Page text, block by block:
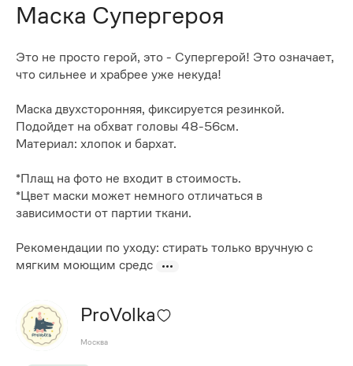
Маска Супергероя
Это не просто герой, это - Супергерой! Это означает,
что сильнее и храбрее уже некуда!
Маска двухсторонняя, фиксируется резинкой.
Подойдет на обхват головы 48-56см.
Материал: хлопок и бархат.
*Плащ на фото не входит в стоимость.
*Цвет маски может немного отличаться в
зависимости от партии ткани.
Рекомендации по уходу: стирать только вручную с
мягким моющим средс
ProVolka
Москва